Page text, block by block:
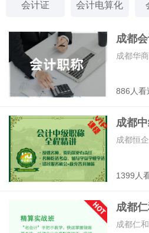
会计证 会计电算化
CFA FRM 成都
886人看
成都华
成都
1399人
成都恒
成都
成都仁